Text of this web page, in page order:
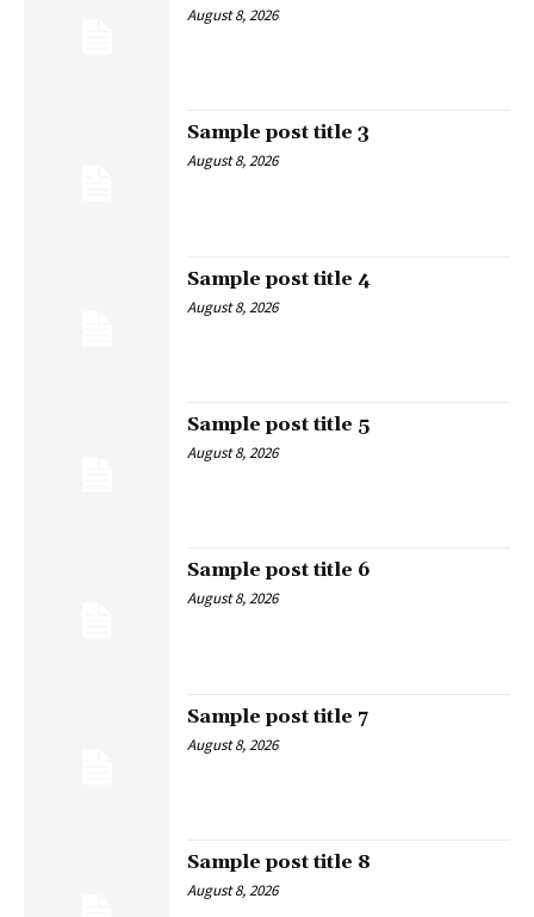
August 8, 2026
Sample post title 3
August 8, 2026
Sample post title 4
August 8, 2026
Sample post title 5
August 8, 2026
Sample post title 6
August 8, 2026
Sample post title 7
August 8, 2026
Sample post title 8
August 8, 2026